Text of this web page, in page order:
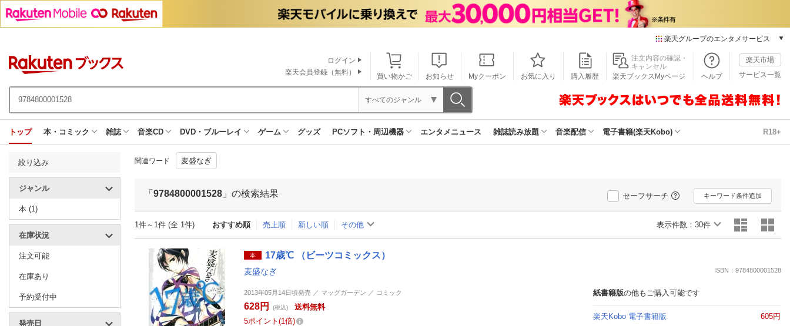
楽天グループのエンタメサービス
本/ゲーム/CD/DVD
楽天ブックス
楽天Kobo
動画配信ガイド
無料テレビ
推し楽
買い物かご お知らせ Myクーポン お気に入り 購入履歴
注文内容の確認・
キャンセル
楽天ブックスMyページ
ヘルプ
楽天市場
サービス一覧
ログイン
楽天会員登録（無料）
すべてのジャンル
トップ 本・コミック 雑誌 音楽CD DVD・ブルーレイ ゲーム グッズ PCソフト・周辺機器 エンタメニュース 雑誌読み放題 音楽配信 電子書籍(楽天Kobo) R18+
絞り込み
ジャンル
本 (1)
在庫状況
注文可能
在庫あり
予約受付中
発売日
関連ワード 麦盛なぎ
「 9784800001528 」の検索結果 セーフサーチ キーワード条件追加
1件～1件 (全 1件) おすすめ順 売上順 新しい順 その他 表示件数： 30件
本 17歳℃ （ビーツコミックス）
麦盛なぎ ISBN：9784800001528
2013年05月14日頃発売 ／ マッグガーデン ／ コミック
628円 (税込)
送料無料
5ポイント 1倍
紙書籍版の他もご購入可能です
楽天Kobo 電子書籍版 605円